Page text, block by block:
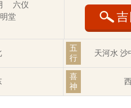
六仪
明堂 吉
五
行
天河水 沙
喜
神